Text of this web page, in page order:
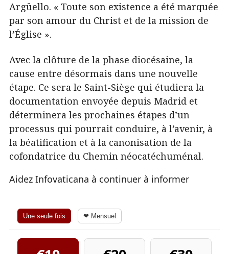
Argüello. « Toute son existence a été marquée
par son amour du Christ et de la mission de
l’Église ».
Avec la clôture de la phase diocésaine, la
cause entre désormais dans une nouvelle
étape. Ce sera le Saint-Siège qui étudiera la
documentation envoyée depuis Madrid et
déterminera les prochaines étapes d’un
processus qui pourrait conduire, à l’avenir, à
la béatification et à la canonisation de la
cofondatrice du Chemin néocatéchuménal.
Aidez Infovaticana à continuer à informer
Une seule fois ❤ Mensuel